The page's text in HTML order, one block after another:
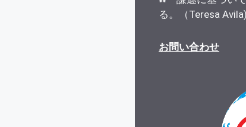
る。（Teresa Avila)
お問い合わせ